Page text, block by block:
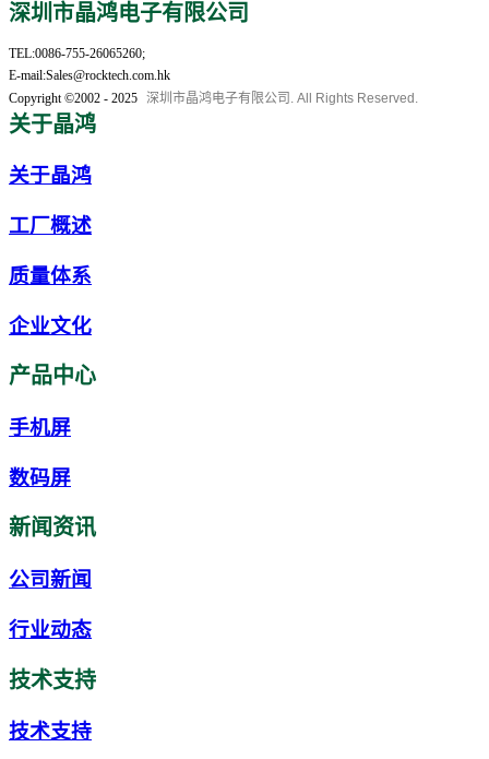
深圳市晶鸿电子有限公司
TEL:0086-755-26065260;
E-mail:Sales@rocktech.com.hk
Copyright ©2002 - 2025 深圳市晶鸿电子有限公司. All Rights Reserved.
关于晶鸿
关于晶鸿
工厂概述
质量体系
企业文化
产品中心
手机屏
数码屏
新闻资讯
公司新闻
行业动态
技术支持
技术支持